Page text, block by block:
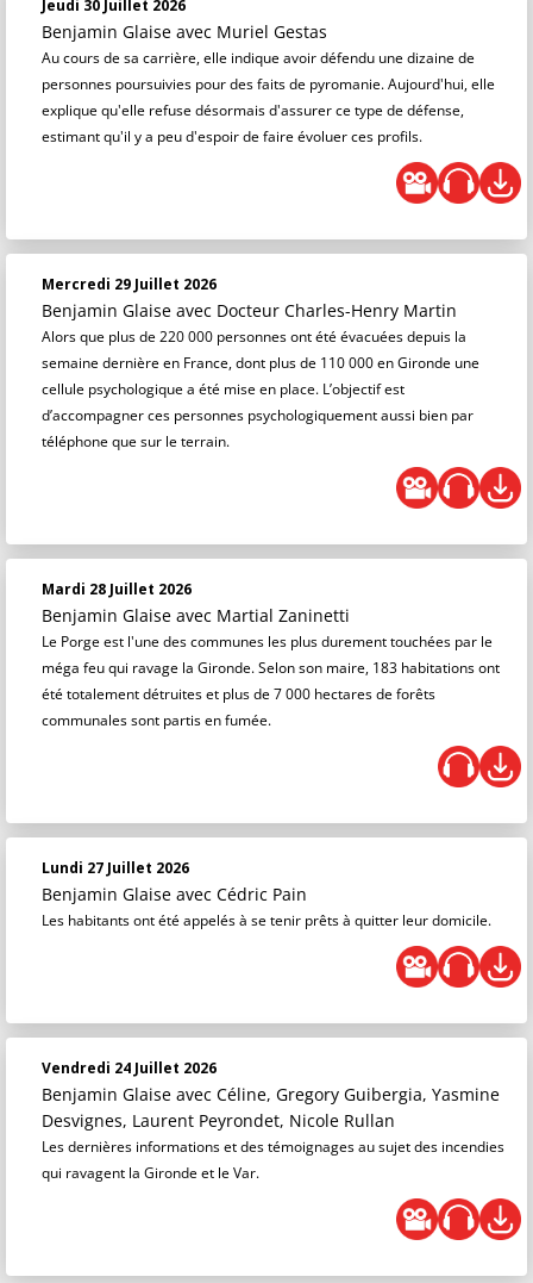
Jeudi 30 Juillet 2026
Benjamin Glaise avec Muriel Gestas
Au cours de sa carrière, elle indique avoir défendu une dizaine de
personnes poursuivies pour des faits de pyromanie. Aujourd'hui, elle
explique qu'elle refuse désormais d'assurer ce type de défense,
estimant qu'il y a peu d'espoir de faire évoluer ces profils.
Mercredi 29 Juillet 2026
Benjamin Glaise avec Docteur Charles-Henry Martin
Alors que plus de 220 000 personnes ont été évacuées depuis la
semaine dernière en France, dont plus de 110 000 en Gironde une
cellule psychologique a été mise en place. L’objectif est
d’accompagner ces personnes psychologiquement aussi bien par
téléphone que sur le terrain.
Mardi 28 Juillet 2026
Benjamin Glaise avec Martial Zaninetti
Le Porge est l'une des communes les plus durement touchées par le
méga feu qui ravage la Gironde. Selon son maire, 183 habitations ont
été totalement détruites et plus de 7 000 hectares de forêts
communales sont partis en fumée.
Lundi 27 Juillet 2026
Benjamin Glaise avec Cédric Pain
Les habitants ont été appelés à se tenir prêts à quitter leur domicile.
Vendredi 24 Juillet 2026
Benjamin Glaise avec Céline, Gregory Guibergia, Yasmine
Desvignes, Laurent Peyrondet, Nicole Rullan
Les dernières informations et des témoignages au sujet des incendies
qui ravagent la Gironde et le Var.